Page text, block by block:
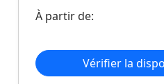
À partir de:
Vérifier la